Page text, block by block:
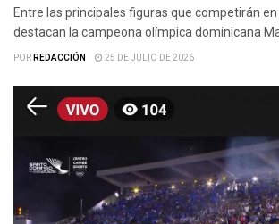
Entre las principales figuras que competirán
destacan la campeona olímpica dominicana
PORREDACCIÓN 25 DE JULIO DE 2026